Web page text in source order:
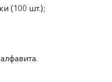
(100 шт.);